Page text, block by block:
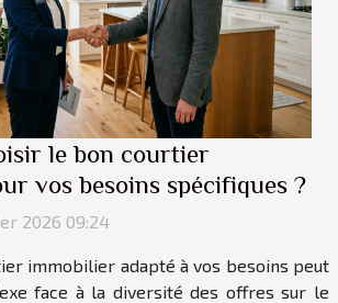
le bon courtier
vos besoins spécifiques ?
2026 09:24
immobilier adapté à vos besoins peut
face à la diversité des offres sur le